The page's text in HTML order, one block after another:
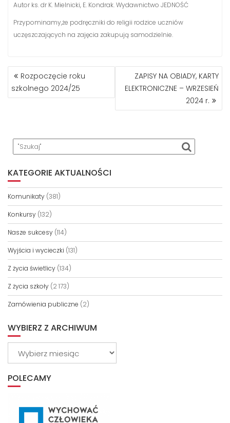
Autor ks. dr K. Mielnicki, E. Kondrak. Wydawnictwo JEDNOŚĆ
Przypominamy,że podręczniki do religii rodzice uczniów
uczęszczających na zajęcia zakupują samodzielnie.
NAWIGACJA
WPISU
Rozpoczęcie roku
szkolnego 2024/25
ZAPISY NA OBIADY, KARTY
ELEKTRONICZNE – WRZESIEŃ
2024 r.
KATEGORIE AKTUALNOŚCI
Komunikaty (381)
Konkursy (132)
Nasze sukcesy (114)
Wyjścia i wycieczki (131)
Z życia świetlicy (134)
Z życia szkoły (2 173)
Zamówienia publiczne (2)
WYBIERZ Z ARCHIWUM
POLECAMY